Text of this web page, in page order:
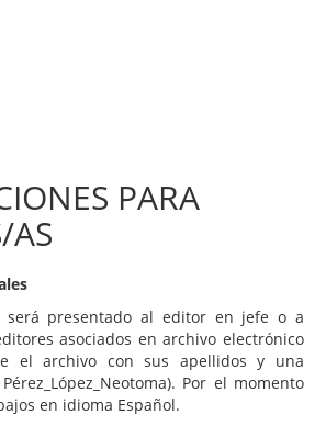
PARA
AS
será presentado al editor en jefe o a
asociados en archivo electrónico
el archivo con sus apellidos y una
Por el momento
en idioma Español.